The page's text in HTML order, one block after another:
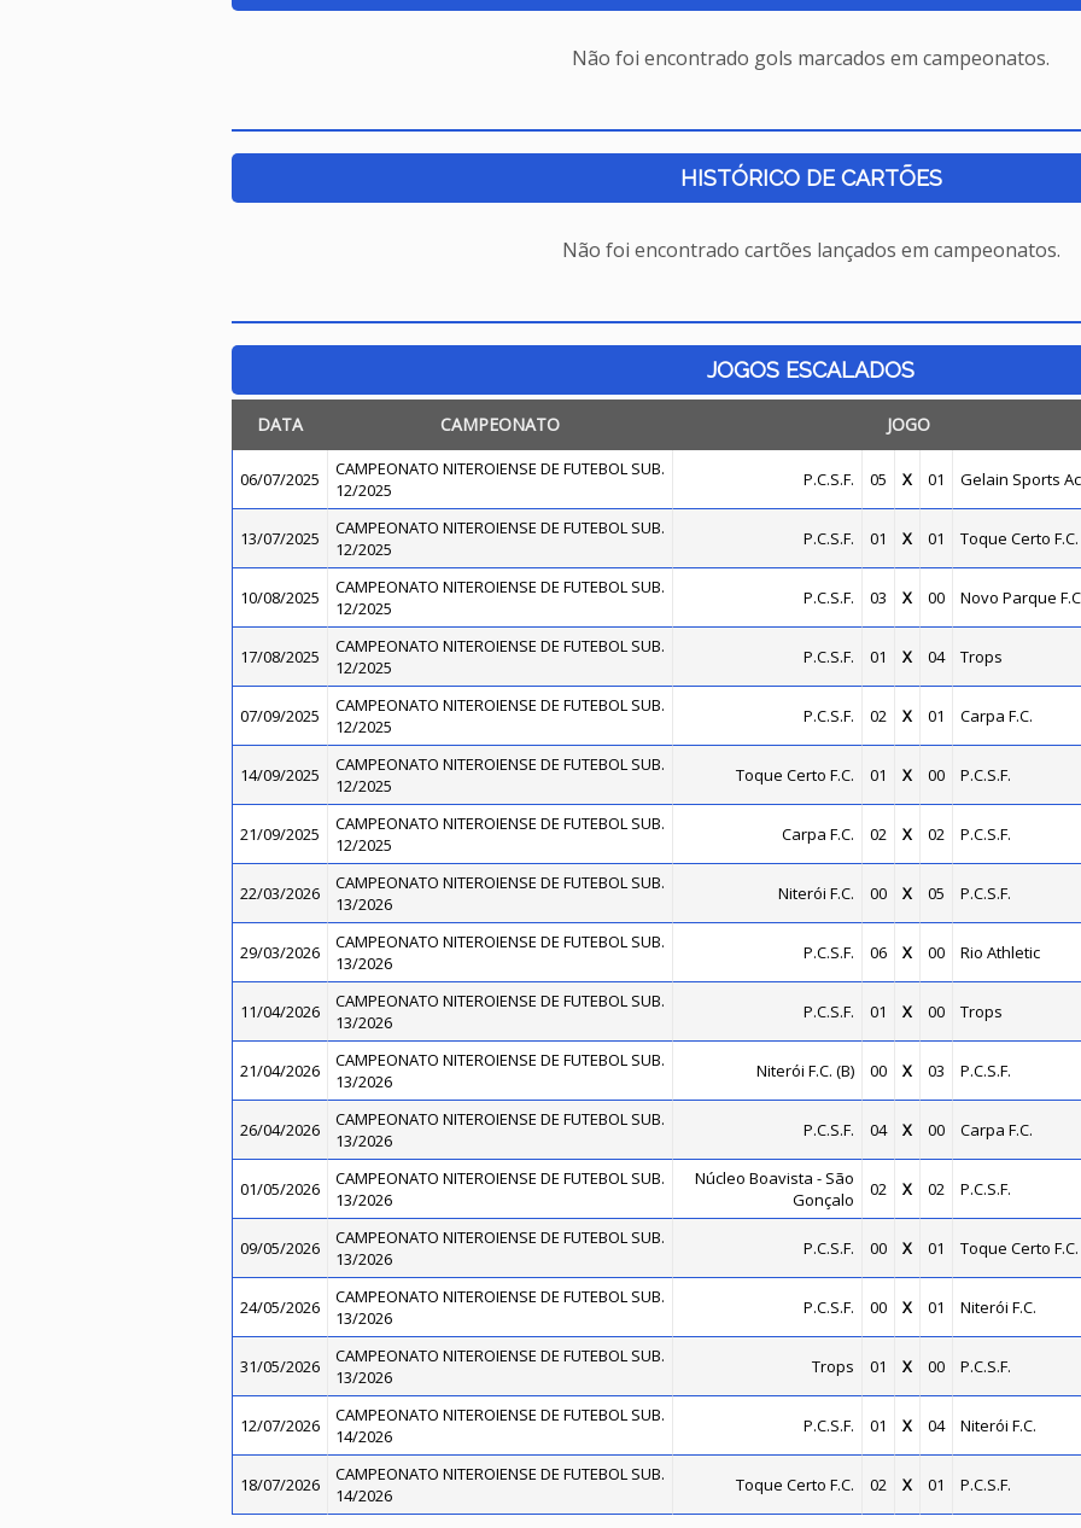
Não foi encontrado gols marcados em campeonatos.
HISTÓRICO DE CARTÕES
Não foi encontrado cartões lançados em campeonatos.
JOGOS ESCALADOS
DATA CAMPEONATO JOGO
06/07/2025
CAMPEONATO NITEROIENSE DE FUTEBOL SUB.
12/2025
P.C.S.F. 05 X 01 Gelain Sports
13/07/2025
CAMPEONATO NITEROIENSE DE FUTEBOL SUB.
12/2025
P.C.S.F. 01 X 01 Toque Certo F.C.
10/08/2025
CAMPEONATO NITEROIENSE DE FUTEBOL SUB.
12/2025
P.C.S.F. 03 X 00 Novo Parque
17/08/2025
CAMPEONATO NITEROIENSE DE FUTEBOL SUB.
12/2025
P.C.S.F. 01 X 04 Trops
07/09/2025
CAMPEONATO NITEROIENSE DE FUTEBOL SUB.
12/2025
P.C.S.F. 02 X 01 Carpa F.C.
14/09/2025
CAMPEONATO NITEROIENSE DE FUTEBOL SUB.
12/2025
Toque Certo F.C. 01 X 00 P.C.S.F.
21/09/2025
CAMPEONATO NITEROIENSE DE FUTEBOL SUB.
12/2025
Carpa F.C. 02 X 02 P.C.S.F.
22/03/2026
CAMPEONATO NITEROIENSE DE FUTEBOL SUB.
13/2026
Niterói F.C. 00 X 05 P.C.S.F.
29/03/2026
CAMPEONATO NITEROIENSE DE FUTEBOL SUB.
13/2026
P.C.S.F. 06 X 00 Rio Athletic
11/04/2026
CAMPEONATO NITEROIENSE DE FUTEBOL SUB.
13/2026
P.C.S.F. 01 X 00 Trops
21/04/2026
CAMPEONATO NITEROIENSE DE FUTEBOL SUB.
13/2026
Niterói F.C. (B) 00 X 03 P.C.S.F.
26/04/2026
CAMPEONATO NITEROIENSE DE FUTEBOL SUB.
13/2026
P.C.S.F. 04 X 00 Carpa F.C.
01/05/2026
CAMPEONATO NITEROIENSE DE FUTEBOL SUB.
13/2026
Núcleo Boavista - São
Gonçalo
02 X 02 P.C.S.F.
09/05/2026
CAMPEONATO NITEROIENSE DE FUTEBOL SUB.
13/2026
P.C.S.F. 00 X 01 Toque Certo F.C.
24/05/2026
CAMPEONATO NITEROIENSE DE FUTEBOL SUB.
13/2026
P.C.S.F. 00 X 01 Niterói F.C.
31/05/2026
CAMPEONATO NITEROIENSE DE FUTEBOL SUB.
13/2026
Trops 01 X 00 P.C.S.F.
12/07/2026
CAMPEONATO NITEROIENSE DE FUTEBOL SUB.
14/2026
P.C.S.F. 01 X 04 Niterói F.C.
18/07/2026
CAMPEONATO NITEROIENSE DE FUTEBOL SUB.
14/2026
Toque Certo F.C. 02 X 01 P.C.S.F.